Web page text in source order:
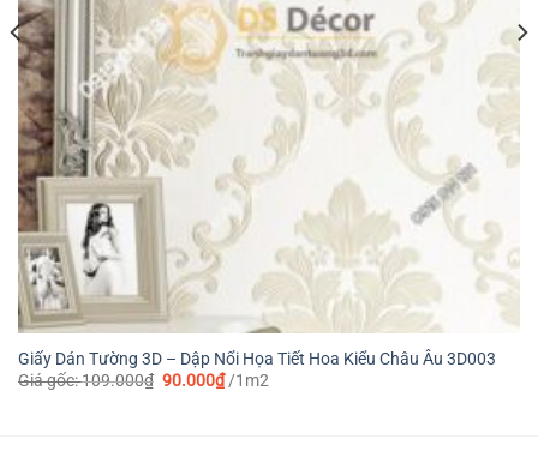
Giấy Dán Tường 3D – Dập Nổi Họa Tiết Hoa Kiểu Châu Âu 3D003
Giá gốc:109.000₫ Giá
90.000₫Giá
hiện
/1m2